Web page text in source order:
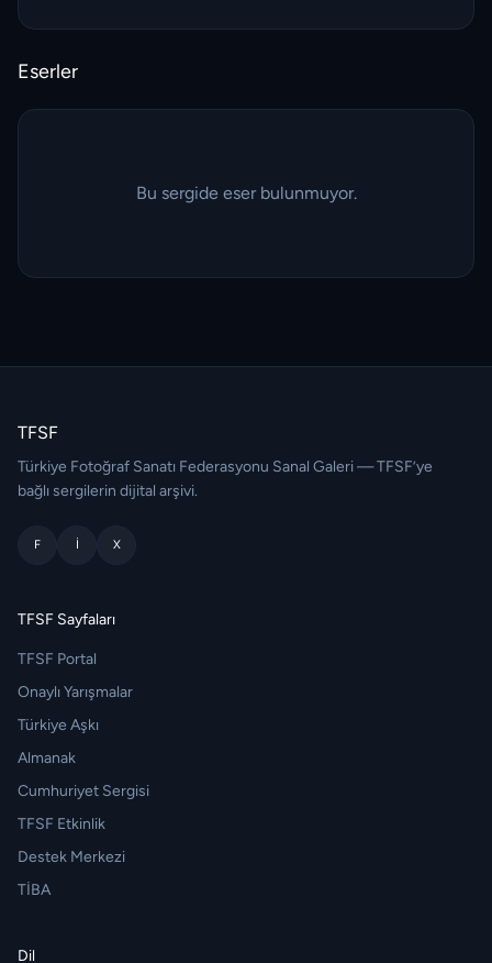
Eserler
Bu sergide eser bulunmuyor.
TFSF
Türkiye Fotoğraf Sanatı Federasyonu Sanal Galeri — TFSF’ye
bağlı sergilerin dijital arşivi.
F I X
TFSF Sayfaları
TFSF Portal
Onaylı Yarışmalar
Türkiye Aşkı
Almanak
Cumhuriyet Sergisi
TFSF Etkinlik
Destek Merkezi
TİBA
Dil